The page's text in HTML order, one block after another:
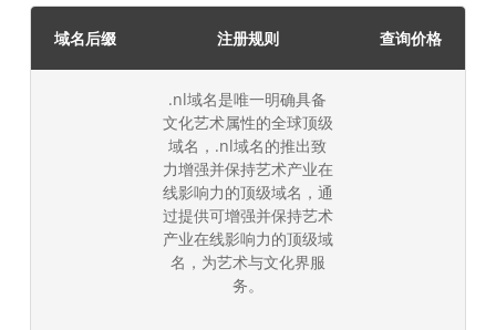
域名后缀 注册规则 查询价格
.nl域名是唯一明确具备
文化艺术属性的全球顶级
域名，.nl域名的推出致
力增强并保持艺术产业在
线影响力的顶级域名，通
过提供可增强并保持艺术
产业在线影响力的顶级域
名，为艺术与文化界服
务。